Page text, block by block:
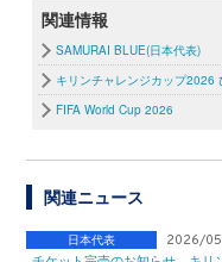
関連情報
SAMURAI BLUE(日本代表)
キリンチャレンジカップ2026
FIFA World Cup 2026
関連ニュース
日本代表 2026/